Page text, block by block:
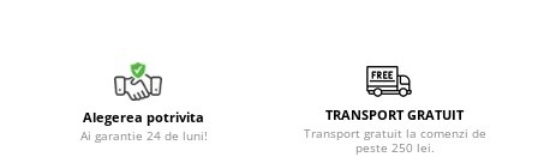
Alegerea potrivita
Ai garantie 24 de luni!
TRANSPORT GRATUIT
Transport gratuit la comenzi de
peste 250 lei.